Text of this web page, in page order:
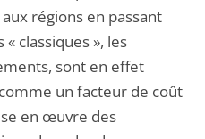
régions en passant
classiques », les
sont en effet
un facteur de coût
en œuvre des